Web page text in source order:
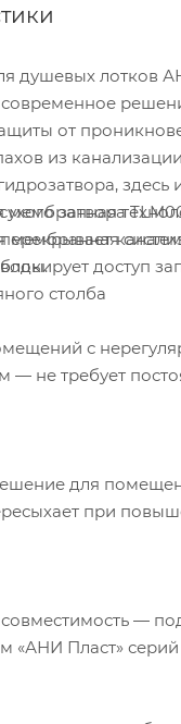
душевых лотков
от
из
здесь
затвора
мембранная
доступ
столба
с
— не требует
для
при
—
«АНИ Пласт» серий